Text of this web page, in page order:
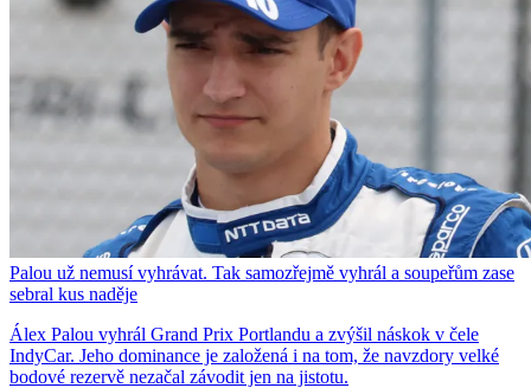
Palou už nemusí vyhrávat. Tak samozřejmě vyhrál a soupeřům zase
sebral kus naděje
Álex Palou vyhrál Grand Prix Portlandu a zvýšil náskok v čele
IndyCar. Jeho dominance je založená i na tom, že navzdory velké
bodové rezervě nezačal závodit jen na jistotu.